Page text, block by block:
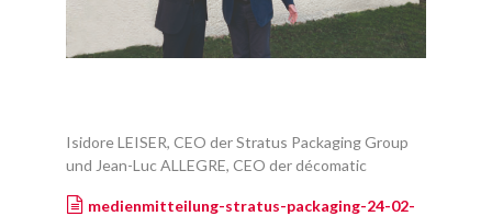
Isidore LEISER, CEO der Stratus Packaging Group
und Jean-Luc ALLEGRE, CEO der décomatic
medienmitteilung-stratus-packaging-24-02-